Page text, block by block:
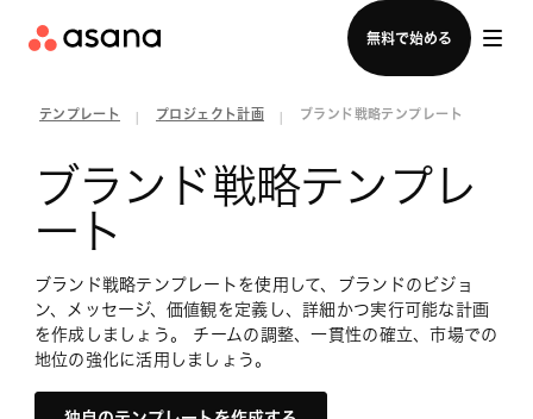
無料で始める
セールスチームに問い合わせる
テンプレート プロジェクト計画 ブランド戦略テンプレート
ブランド戦略テンプレ
ート
ブランド戦略テンプレートを使用して、ブランドのビジョ
ン、メッセージ、価値観を定義し、詳細かつ実行可能な計画
を作成しましょう。 チームの調整、一貫性の確立、市場での
地位の強化に活用しましょう。